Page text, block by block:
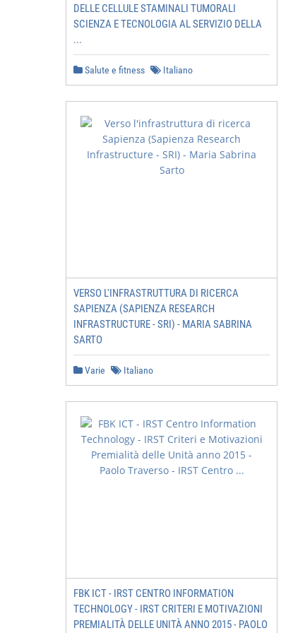
DELLE CELLULE STAMINALI TUMORALI
SCIENZA E TECNOLOGIA AL SERVIZIO DELLA
...
Salute e fitness Italiano
VERSO L'INFRASTRUTTURA DI RICERCA
SAPIENZA (SAPIENZA RESEARCH
INFRASTRUCTURE - SRI) - MARIA SABRINA
SARTO
Varie Italiano
FBK ICT - IRST CENTRO INFORMATION
TECHNOLOGY - IRST CRITERI E MOTIVAZIONI
PREMIALITÀ DELLE UNITÀ ANNO 2015 - PAOLO